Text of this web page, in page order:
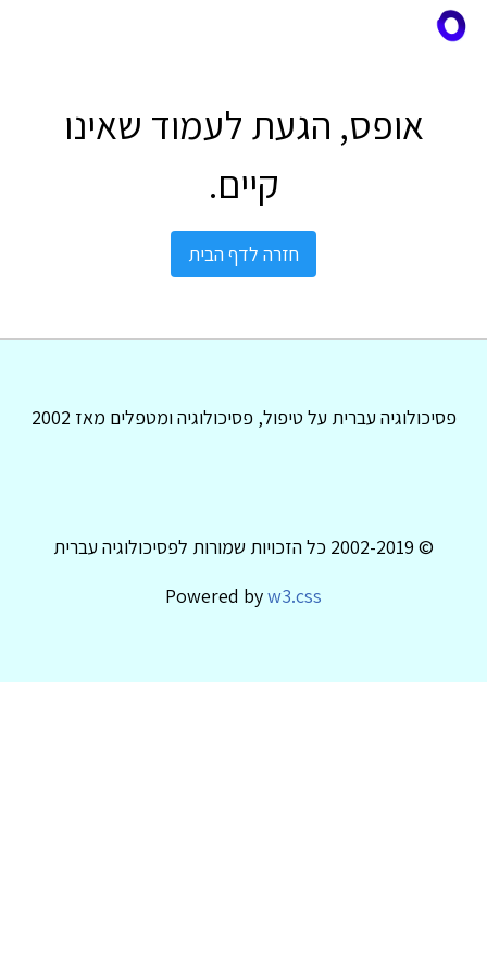
אופס, הגעת לעמוד שאינו
קיים.
חזרה לדף הבית
פסיכולוגיה עברית על טיפול, פסיכולוגיה ומטפלים מאז 2002
© 2002-2019 כל הזכויות שמורות לפסיכולוגיה עברית
Powered byw3.css